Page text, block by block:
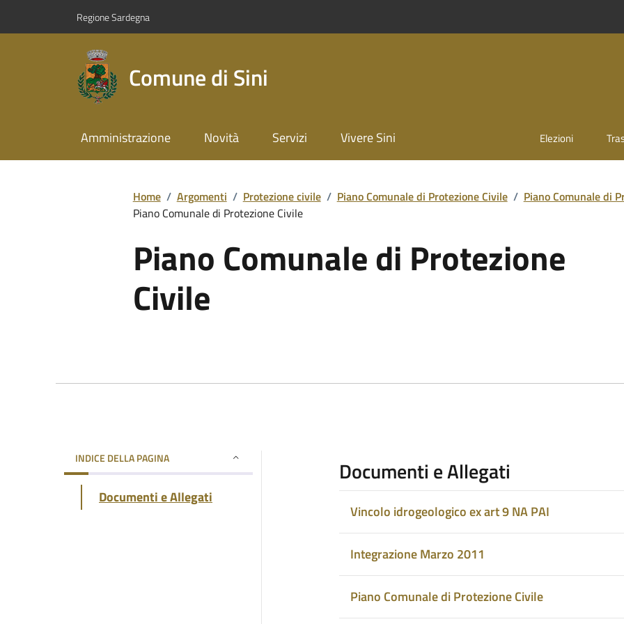
Regione Sardegna
Comune di Sini
Amministrazione Novità Servizi Vivere Sini Elezioni
Home / Argomenti / Protezione civile / Piano Comunale di Protezione Civile / Piano Comunale di
Piano Comunale di Protezione Civile
Piano Comunale di Protezione
Civile
INDICE DELLA PAGINA
Documenti e Allegati
Documenti e Allegati
Vincolo idrogeologico ex art 9 NA PAI
Integrazione Marzo 2011
Piano Comunale di Protezione Civile